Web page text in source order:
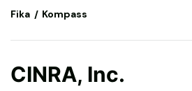
Fika Kompass
CINRA, Inc.